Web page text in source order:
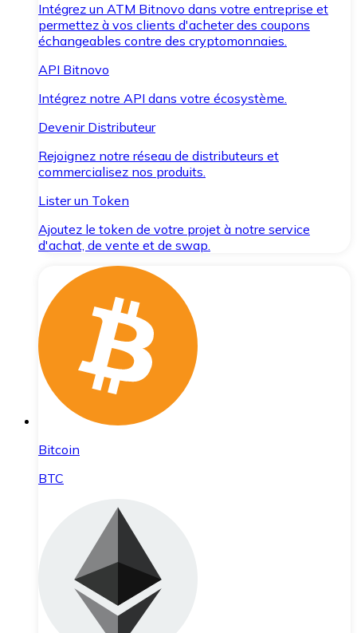
Intégrez un ATM Bitnovo dans votre entreprise et
permettez à vos clients d'acheter des coupons
échangeables contre des cryptomonnaies.
API Bitnovo
Intégrez notre API dans votre écosystème.
Devenir Distributeur
Rejoignez notre réseau de distributeurs et
commercialisez nos produits.
Lister un Token
Ajoutez le token de votre projet à notre service
d'achat, de vente et de swap.
Bitcoin
BTC